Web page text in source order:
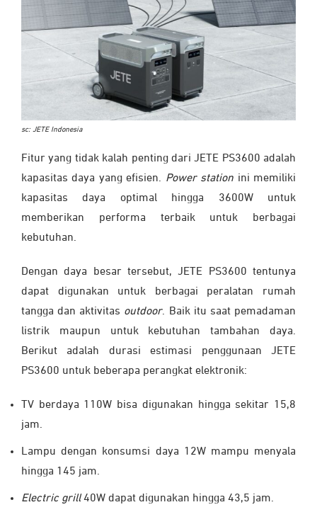
sc: JETE Indonesia
Fitur yang tidak kalah penting dari JETE PS3600 adalah
kapasitas daya yang efisien. Power station ini memiliki
kapasitas daya optimal hingga 3600W untuk
memberikan performa terbaik untuk berbagai
kebutuhan.
Dengan daya besar tersebut, JETE PS3600 tentunya
dapat digunakan untuk berbagai peralatan rumah
tangga dan aktivitas outdoor. Baik itu saat pemadaman
listrik maupun untuk kebutuhan tambahan daya.
Berikut adalah durasi estimasi penggunaan JETE
PS3600 untuk beberapa perangkat elektronik:
TV berdaya 110W bisa digunakan hingga sekitar 15,8
jam.
Lampu dengan konsumsi daya 12W mampu menyala
hingga 145 jam.
Electric grill40W dapat digunakan hingga 43,5 jam.